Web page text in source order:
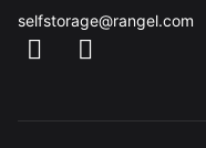
selfstorage@rangel.com
FacebookInstagram